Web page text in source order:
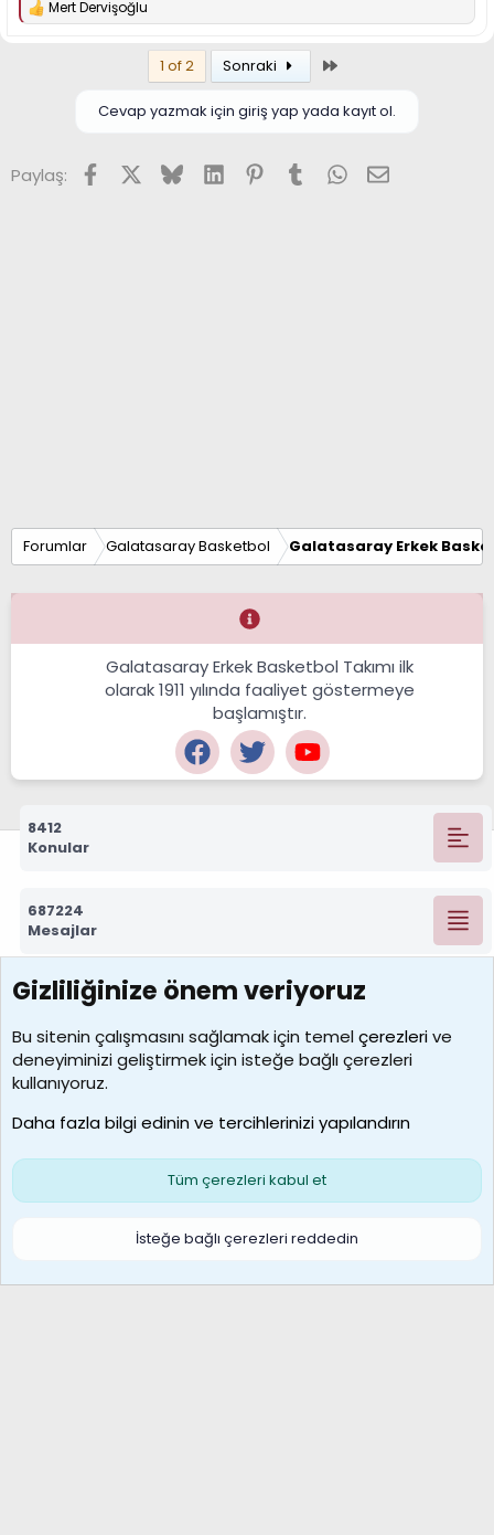
T
Mert Dervişoğlu
1 of 2 Sonraki
Cevap yazmak için giriş yap yada kayıt ol.
Paylaş: FacebookX (Twitter)
BlueskyLinkedInPinterest
TumblrWhatsApp
E-posta
Forumlar Galatasaray Basketbol Galatasaray Erkek
Galatasaray Erkek Basketbol Takımı ilk
olarak 1911 yılında faaliyet göstermeye
başlamıştır.
8412
Konular
687224
Mesajlar
7388
Kullanıcılar
borabekirogluu
Son üye
Çerezler
S
Gizliliğinize önem veriyoruz
Bu sitenin çalışmasını sağlamak için temelçerezlerive
deneyiminizi geliştirmek için isteğe bağlı çerezleri
kullanıyoruz.
Daha fazla bilgi edinin ve tercihlerinizi yapılandırın
Tüm çerezleri kabul et
İsteğe bağlı çerezleri reddedin